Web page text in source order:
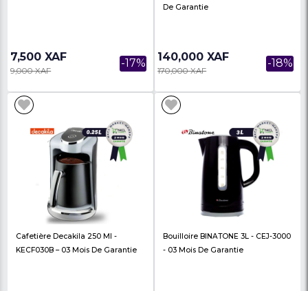
Bouilloire OCEAN 1.5 L -
OCKT1815DN - 03 Mois De Garantie
24,000 XAF
30,000 XAF
Chauffe-Eau
Litres - EWHM-LD80 -
Garantie
110,000 XAF
150,000 XAF